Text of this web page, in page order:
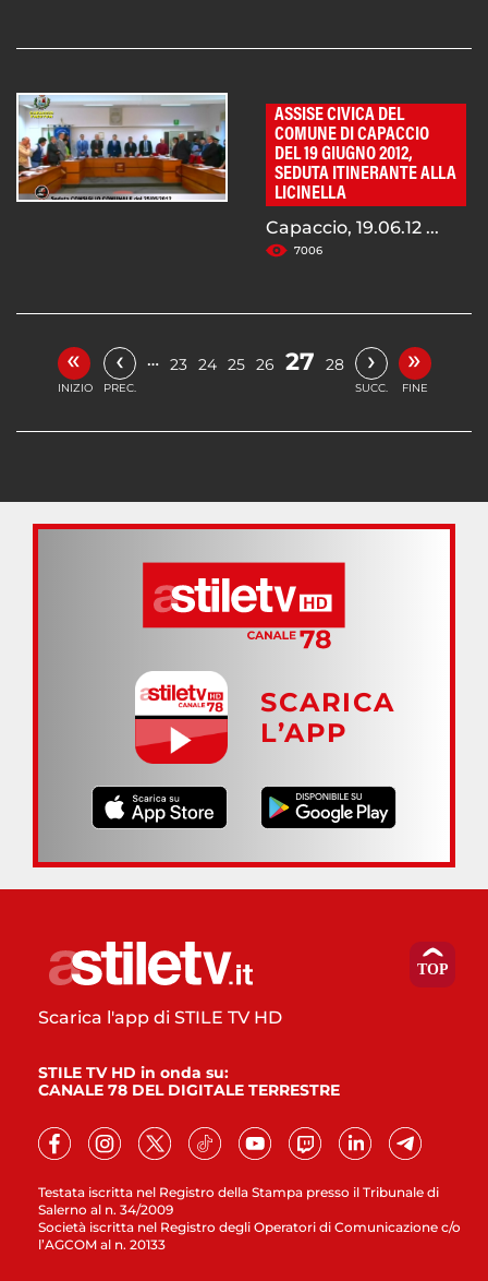
ASSISE CIVICA DEL
COMUNE DI CAPACCIO
DEL 19 GIUGNO 2012,
SEDUTA ITINERANTE ALLA
LICINELLA
Capaccio, 19.06.12 ...
7006
«
INIZIO
‹
PREC.
… 23 24 25 26 27 28 ›
SUCC.
»
FINE
SCARICA
L’APP
Testata iscritta nel Registro della Stampa presso il Tribunale di
Salerno al n. 34/2009
Società iscritta nel Registro degli Operatori di Comunicazione c/o
l’AGCOM al n. 20133
Scarica l'app di STILE TV HD
STILE TV HD in onda su:
CANALE 78 DEL DIGITALE TERRESTRE